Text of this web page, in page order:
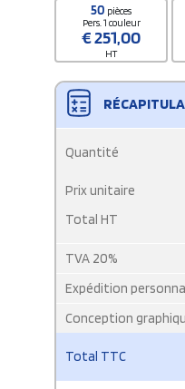
50 pièces
Pers. 1 couleur
€251,00
HT
Quantité
Prix unitaire
Total HT
TVA 20%
Expédition
Conception
Total TTC